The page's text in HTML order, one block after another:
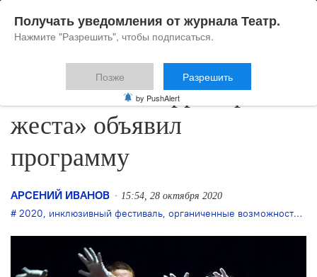
Фестиваль «Территория
жеста» объявил
программу
АРСЕНИЙ ИВАНОВ 15:54, 28 октября 2020
2020, инклюзивный фестиваль, органиченные возможности по слуху
Получать уведомления от журнала Театр.
Нажмите "Разрешить", чтобы подписаться.
Позже Разрешить
by PushAlert